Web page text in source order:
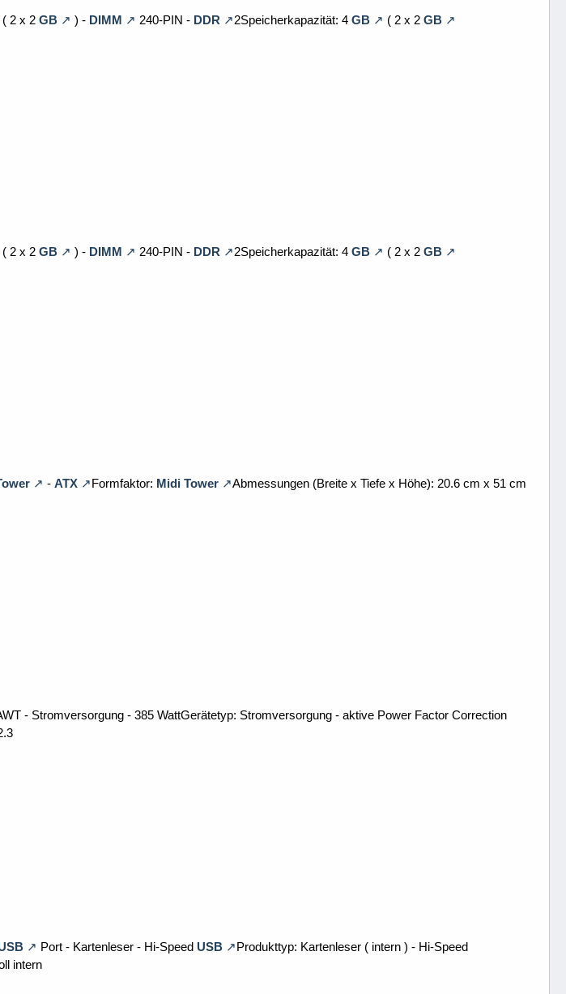
( 2 x 2 GB ) - DIMM 240-PIN - DDR 2Speicherkapazität: 4 GB ( 2 x 2 GB
( 2 x 2 GB ) - DIMM 240-PIN - DDR 2Speicherkapazität: 4 GB ( 2 x 2 GB
- ATX Formfaktor: Midi Tower
Abmessungen (Breite x Tiefe x Höhe): 20.6 cm x 51 cm
- Stromversorgung - 385 WattGerätetyp: Stromversorgung - aktive Power Factor Correction
Port - Kartenleser - Hi-Speed USB
Produkttyp: Kartenleser ( intern ) - Hi-Speed
intern